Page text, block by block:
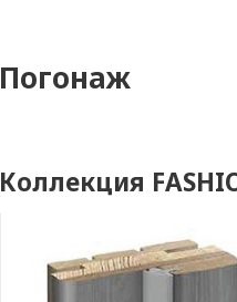
Погонаж
Коллекция